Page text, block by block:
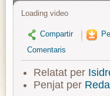
Loading video
Compartir
Comentaris
Relatat per
Penjat per